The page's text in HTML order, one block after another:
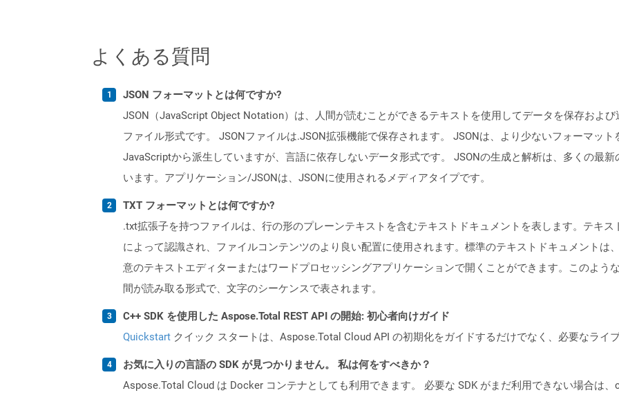
よくある質問
JSON フォーマットとは何ですか?
JSON（JavaScript Object Notation）は、人間が読むことができるテキストを使用してデータを保存およ
ファイル形式です。 JSONファイルは.JSON拡張機能で保存されます。 JSONは、より少ないフォーマッ
JavaScriptから派生していますが、言語に依存しないデータ形式です。 JSONの生成と解析は、多くの最
います。アプリケーション/JSONは、JSONに使用されるメディアタイプです。
TXT フォーマットとは何ですか?
.txt拡張子を持つファイルは、行の形のプレーンテキストを含むテキストドキュメントを表します。テキ
によって認識され、ファイルコンテンツのより良い配置に使用されます。標準のテキストドキュメントは
意のテキストエディターまたはワードプロセッシングアプリケーションで開くことができます。このよう
間が読み取る形式で、文字のシーケンスで表されます。
C++ SDK を使用した Aspose.Total REST API の開始: 初心者向けガイド
Quickstart クイック スタートは、Aspose.Total Cloud API の初期化をガイドするだけでなく、必要なライ
お気に入りの言語の SDK が見つかりません。 私は何をすべきか？
Aspose.Total Cloud は Docker コンテナとしても利用できます。 必要な SDK がまだ利用できない場合は、